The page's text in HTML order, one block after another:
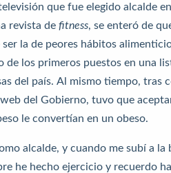
que fue elegido alcalde
revista de fitness, se enteró de
la de peores hábitos
de los primeros puestos en una
del país. Al mismo tiempo, tras
del Gobierno, tuvo que
le convertían en un obeso.
alcalde, y cuando me subí a la
he hecho ejercicio y recuerdo